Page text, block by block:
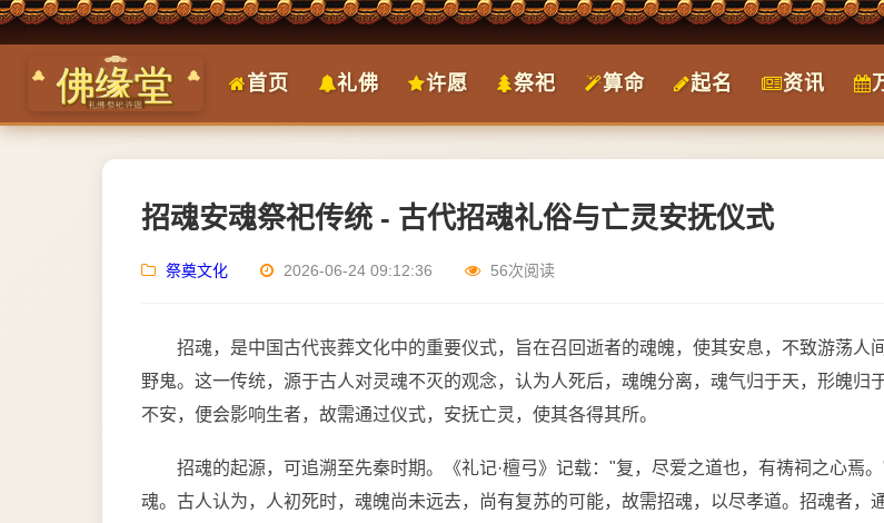
首页 礼佛 许愿 祭祀 算命 起名 资讯
招魂安魂祭祀传统 - 古代招魂礼俗与亡灵安抚仪式
祭奠文化 2026-06-24 09:12:36 56次阅读
招魂，是中国古代丧葬文化中的重要仪式，旨在召回逝者的魂魄，使其安息，不致游荡人
野鬼。这一传统，源于古人对灵魂不灭的观念，认为人死后，魂魄分离，魂气归于天，形魄归
不安，便会影响生者，故需通过仪式，安抚亡灵，使其各得其所。
招魂的起源，可追溯至先秦时期。《礼记·檀弓》记载："复，尽爱之道也，有祷祠之心焉
魂。古人认为，人初死时，魂魄尚未远去，尚有复苏的可能，故需招魂，以尽孝道。招魂者，